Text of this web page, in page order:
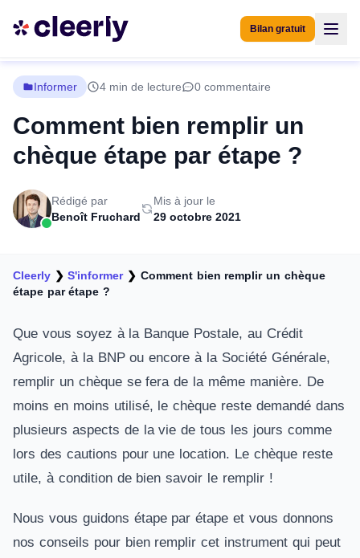
Bilan gratuit
Informer 4 min de lecture 0 commentaire
Comment bien remplir un
chèque étape par étape ?
Rédigé par
Benoît Fruchard
Mis à jour le
29 octobre 2021
Cleerly ❯S'informer❯ Comment bien remplir un chèque
étape par étape ?
Que vous soyez à la Banque Postale, au Crédit
Agricole, à la BNP ou encore à la Société Générale,
remplir un chèque se fera de la même manière. De
moins en moins utilisé, le chèque reste demandé dans
plusieurs aspects de la vie de tous les jours comme
lors des cautions pour une location. Le chèque reste
utile, à condition de bien savoir le remplir !
Nous vous guidons étape par étape et vous donnons
nos conseils pour bien remplir cet instrument qui peut